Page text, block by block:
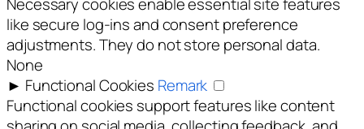
like secure log-ins and consent preference
adjustments. They do not store personal data.
None
► Functional Cookies Remark
Functional cookies support features like content